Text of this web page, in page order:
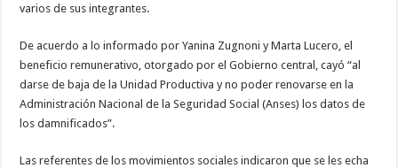
varios de sus integrantes.
De acuerdo a lo informado por Yanina Zugnoni y Marta Lucero, el
beneficio remunerativo, otorgado por el Gobierno central, cayó “al
darse de baja de la Unidad Productiva y no poder renovarse en la
Administración Nacional de la Seguridad Social (Anses) los datos de
los damnificados”.
Las referentes de los movimientos sociales indicaron que se les echa